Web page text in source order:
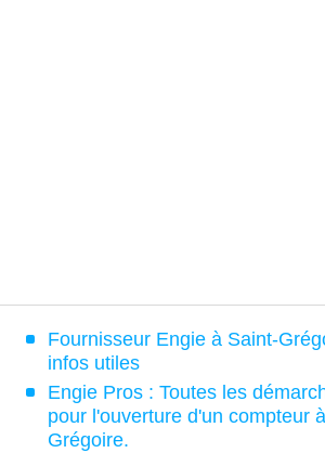
Fournisseur Engie à Saint-
infos utiles
Engie Pros : Toutes les
pour l'ouverture d'un compteur
Grégoire.